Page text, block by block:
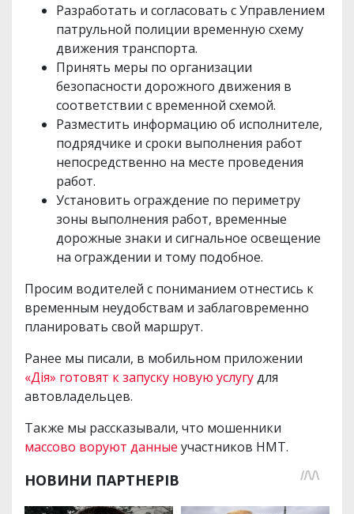
Разработать и согласовать с Управлением
патрульной полиции временную схему
движения транспорта.
Принять меры по организации
безопасности дорожного движения в
соответствии с временной схемой.
Разместить информацию об исполнителе,
подрядчике и сроки выполнения работ
непосредственно на месте проведения
работ.
Установить ограждение по периметру
зоны выполнения работ, временные
дорожные знаки и сигнальное освещение
на ограждении и тому подобное.
Просим водителей с пониманием отнестись к
временным неудобствам и заблаговременно
планировать свой маршрут.
Ранее мы писали, в мобильном приложении
«Дія» готовят к запуску новую услугудля
автовладельцев.
Также мы рассказывали, что мошенники
массово воруют данные участников НМТ.